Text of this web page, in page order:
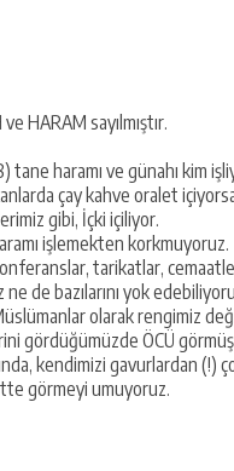
HARAM sayılmıştır.
tane haramı ve günahı kim
çay kahve oralet
gibi, İçki içiliyor.
işlemekten korkmuyoruz.
tarikatlar,
de bazılarını yok
olarak rengimiz
gördüğümüzde ÖCÜ
kendimizi gavurlardan (!)
görmeyi umuyoruz.